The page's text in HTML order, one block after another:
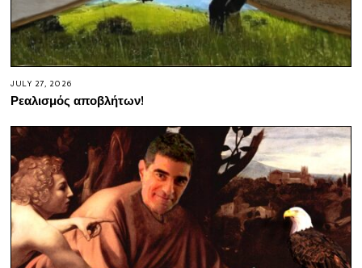
JULY 27, 2026
Ρεαλισμός αποβλήτων!